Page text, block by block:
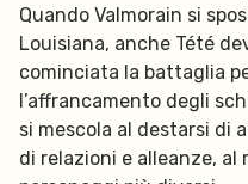
Quando Valmorain si
Louisiana, anche Tété
cominciata la battaglia
l’affrancamento degli
si mescola al destarsi di
di relazioni e alleanze, al